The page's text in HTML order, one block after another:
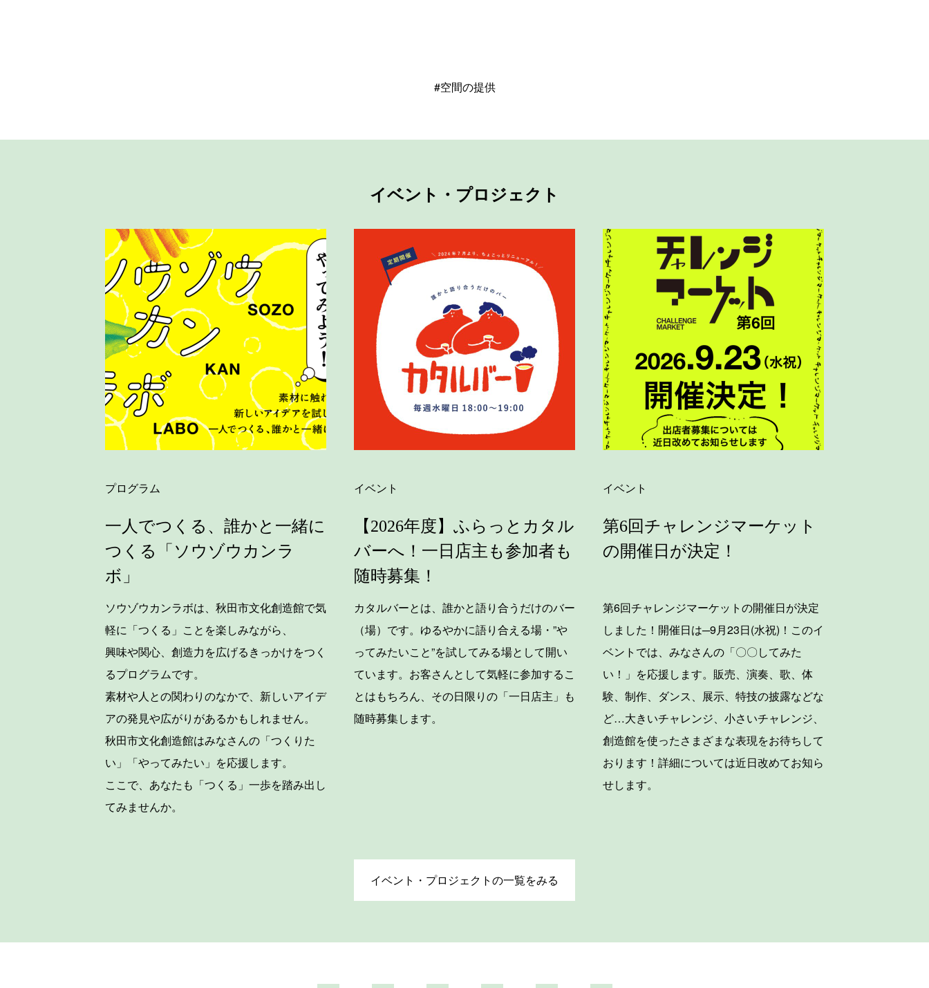
#空間の提供
イベント・プロジェクト
プログラム
一人でつくる、誰かと一緒に
つくる「ソウゾウカンラ
ボ」
ソウゾウカンラボは、秋田市文化創造館で気
軽に「つくる」ことを楽しみながら、
興味や関心、創造力を広げるきっかけをつく
るプログラムです。
素材や人との関わりのなかで、新しいアイデ
アの発見や広がりがあるかもしれません。
秋田市文化創造館はみなさんの「つくりた
い」「やってみたい」を応援します。
ここで、あなたも「つくる」一歩を踏み出し
てみませんか。
イベント
【2026年度】ふらっとカタル
バーへ！一日店主も参加者も
随時募集！
カタルバーとは、誰かと語り合うだけのバー
（場）です。ゆるやかに語り合える場・”や
ってみたいこと”を試してみる場として開い
ています。お客さんとして気軽に参加するこ
とはもちろん、その日限りの「一日店主」も
随時募集します。
イベント
第6回チャレンジマーケット
の開催日が決定！
第6回チャレンジマーケットの開催日が決定
しました！開催日は─9月23日(水祝)！このイ
ベントでは、みなさんの「〇〇してみた
い！」を応援します。販売、演奏、歌、体
験、制作、ダンス、展示、特技の披露などな
ど…大きいチャレンジ、小さいチャレンジ、
創造館を使ったさまざまな表現をお待ちして
おります！詳細については近日改めてお知ら
せします。
イベント・プロジェクトの一覧をみる